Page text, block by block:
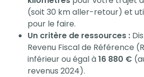
(soit 30 km aller-retour) et
pour le faire.
Un critère de ressources :
Revenu Fiscal de Référence
inférieur ou égal à16 880 €
revenus 2024).